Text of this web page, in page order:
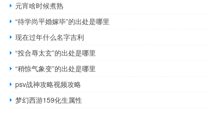
元宵啥时候煮熟
“待学尚平婚嫁毕”的出处是哪里
现在过年什么名字吉利
“投合辱太玄”的出处是哪里
“稍惊气象变”的出处是哪里
psv战神攻略视频攻略
梦幻西游159化生属性